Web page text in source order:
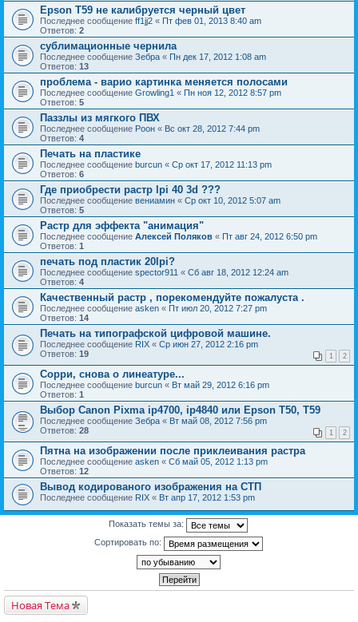
Epson T59 не калибруется черный цвет
Последнее сообщение ff1jj2 « Пт фев 01, 2013 8:40 am
Ответов: 2
сублимационные чернила
Последнее сообщение Зебра « Пн дек 17, 2012 1:08 am
Ответов: 13
проблема - варио картинка меняется полосами
Последнее сообщение Growling1 « Пн ноя 12, 2012 8:57 pm
Ответов: 5
Паззлы из мягкого ПВХ
Последнее сообщение Pоон « Вс окт 28, 2012 7:44 pm
Ответов: 4
Печать на пластике
Последнее сообщение burcun « Ср окт 17, 2012 11:13 pm
Ответов: 6
Где приобрести растр lpi 40 3d ???
Последнее сообщение вениамин « Ср окт 10, 2012 5:07 am
Ответов: 5
Растр для эффекта "анимация"
Последнее сообщение Алексей Поляков « Пт авг 24, 2012 6:50 pm
Ответов: 1
печать под пластик 20lpi?
Последнее сообщение spector911 « Сб авг 18, 2012 12:24 am
Ответов: 4
Качественный растр , порекомендуйте пожалуста .
Последнее сообщение asken « Пт июл 20, 2012 7:27 pm
Ответов: 14
Печать на типографской цифровой машине.
Последнее сообщение RIX « Ср июн 27, 2012 2:16 pm
Ответов: 19 1 2
Сорри, снова о линеатуре...
Последнее сообщение burcun « Вт май 29, 2012 6:16 pm
Ответов: 1
Выбор Canon Pixma ip4700, ip4840 или Epson T50, Т59
Последнее сообщение Зебра « Вт май 08, 2012 7:56 pm
Ответов: 28 1 2
Пятна на изображении после приклеивания растра
Последнее сообщение asken « Сб май 05, 2012 1:13 pm
Ответов: 12
Вывод кодированого изображения на СТП
Последнее сообщение RIX « Вт апр 17, 2012 1:53 pm
Показать темы за:
Сортировать по:
Новая Тема